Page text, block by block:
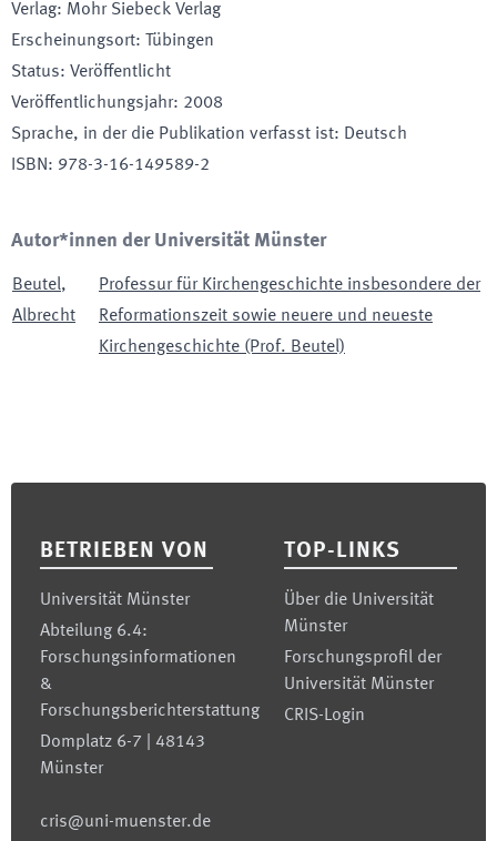
Verlag: Mohr Siebeck Verlag
Erscheinungsort:
Tübingen
Status: Veröffentlicht
Veröffentlichungsjahr: 2008
Sprache, in der die Publikation verfasst ist: Deutsch
ISBN: 978-3-16-149589-2
Autor*innen der Universität Münster
Beutel,
Albrecht
Professur für Kirchengeschichte insbesondere der
Reformationszeit sowie neuere und neueste
Kirchengeschichte (Prof. Beutel)
BETRIEBEN VON
Universität Münster
Abteilung 6.4:
Forschungsinformationen
&
Forschungsberichterstattung
Domplatz 6-7 | 48143
Münster
cris@uni-muenster.de
TOP-LINKS
Über die Universität
Münster
Forschungsprofil der
Universität Münster
CRIS-Login